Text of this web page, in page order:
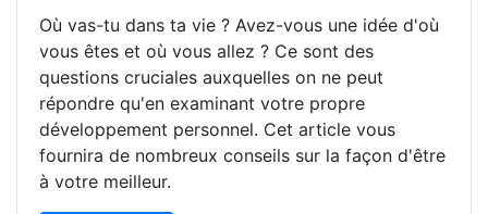
Où vas-tu dans ta vie ? Avez-vous une idée d'où
vous êtes et où vous allez ? Ce sont des
questions cruciales auxquelles on ne peut
répondre qu'en examinant votre propre
développement personnel. Cet article vous
fournira de nombreux conseils sur la façon d'être
à votre meilleur.